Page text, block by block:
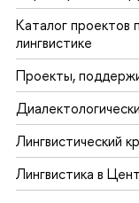
Каталог проектов
лингвистике
Проекты,
Лингвистический
Лингвистика в